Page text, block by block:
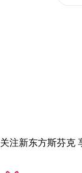
关注新东方斯芬克